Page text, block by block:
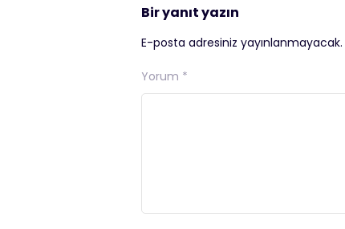
Bir yanıt yazın
E-posta adresiniz yayınlanmayacak.
Yorum *